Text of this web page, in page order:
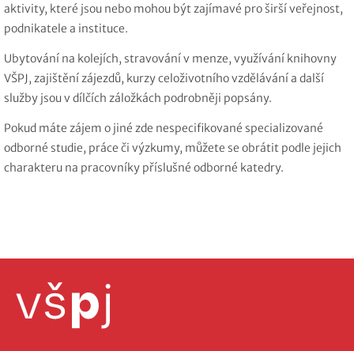
aktivity, které jsou nebo mohou být zajímavé pro širší veřejnost,
podnikatele a instituce.
Ubytování na kolejích, stravování v menze, využívání knihovny
VŠPJ, zajištění zájezdů, kurzy celoživotního vzdělávání a další
služby jsou v dílčích záložkách podrobněji popsány.
Pokud máte zájem o jiné zde nespecifikované specializované
odborné studie, práce či výzkumy, můžete se obrátit podle jejich
charakteru na pracovníky příslušné odborné katedry.